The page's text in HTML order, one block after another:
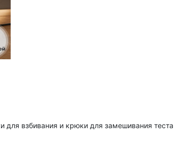
для взбивания и крюки для замешивания теста